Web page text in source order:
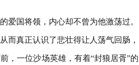
爱国将领，内心却不曾为他激荡过。
而真正认识了悲壮得让人荡气回肠，
，一位沙场英雄，有着“封狼居胥”的